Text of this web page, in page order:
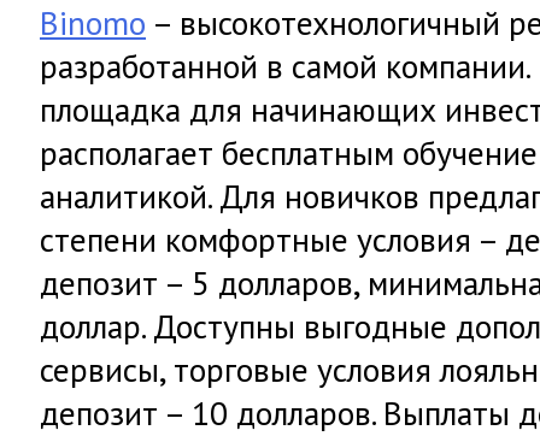
Binomo – высокотехнологичный
разработанной в самой
площадка для начинающих
располагает бесплатным
аналитикой. Для новичков
степени комфортные условия –
депозит – 5 долларов,
доллар. Доступны выгодные
сервисы, торговые условия
депозит – 10 долларов. Выплаты